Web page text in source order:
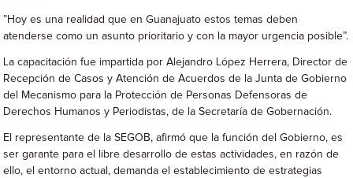
”Hoy es una realidad que en Guanajuato estos temas deben
atenderse como un asunto prioritario y con la mayor urgencia posible”.
La capacitación fue impartida por Alejandro López Herrera, Director de
Recepción de Casos y Atención de Acuerdos de la Junta de Gobierno
del Mecanismo para la Protección de Personas Defensoras de
Derechos Humanos y Periodistas, de la Secretaría de Gobernación.
El representante de la SEGOB, afirmó que la función del Gobierno, es
ser garante para el libre desarrollo de estas actividades, en razón de
ello, el entorno actual, demanda el establecimiento de estrategias